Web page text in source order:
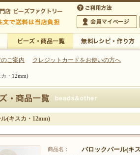
サリーの専門店
店 ビーズファクトリー 5,000円以上のご注文で送
円以上のご注文で送料は当店が負担いたします
会員マイページ
ご案内 クレジットカードをお使いの方へ
・12mm)
(キスカ・12mm)
商品名： バロックパール(キ